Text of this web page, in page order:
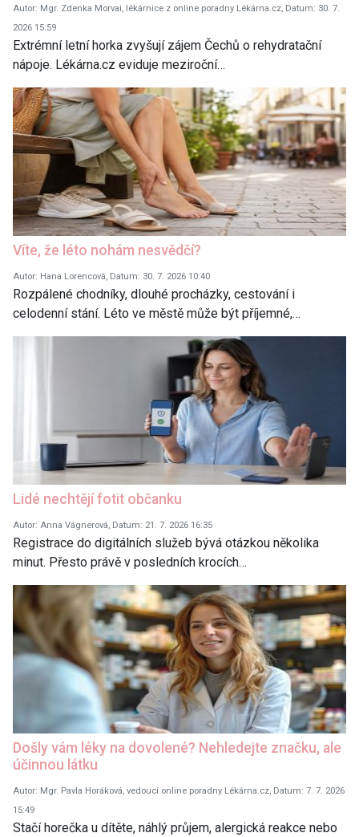
Autor: Mgr. Zdenka Morvai, lékárnice z online poradny Lékárna.cz, Datum: 30. 7.
2026 15:59
Extrémní letní horka zvyšují zájem Čechů o rehydratační
nápoje. Lékárna.cz eviduje meziroční…
Víte, že léto nohám nesvědčí?
Autor: Hana Lorencová, Datum: 30. 7. 2026 10:40
Rozpálené chodníky, dlouhé procházky, cestování i
celodenní stání. Léto ve městě může být příjemné,…
Lidé nechtějí fotit občanku
Autor: Anna Vágnerová, Datum: 21. 7. 2026 16:35
Registrace do digitálních služeb bývá otázkou několika
minut. Přesto právě v posledních krocích…
Došly vám léky na dovolené? Nehledejte značku, ale
účinnou látku
Autor: Mgr. Pavla Horáková, vedoucí online poradny Lékárna.cz, Datum: 7. 7. 2026
15:49
Stačí horečka u dítěte, náhlý průjem, alergická reakce nebo